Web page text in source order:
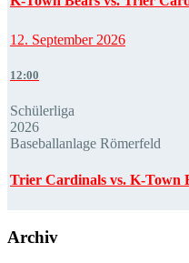
12. September 2026
12:00
Schülerliga
2026
Baseballanlage Römerfeld
Trier Cardinals vs. K-Town
Archiv